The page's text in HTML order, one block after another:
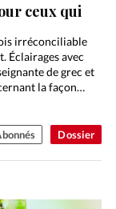
Dossier
ceux qui
irréconciliable
Éclairages avec
de grec et
la façon…